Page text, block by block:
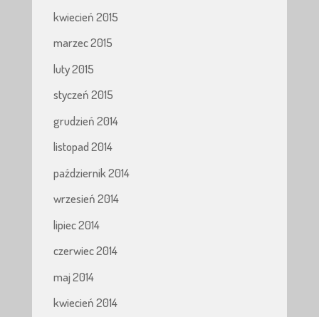
kwiecień 2015
marzec 2015
luty 2015
styczeń 2015
grudzień 2014
listopad 2014
październik 2014
wrzesień 2014
lipiec 2014
czerwiec 2014
maj 2014
kwiecień 2014